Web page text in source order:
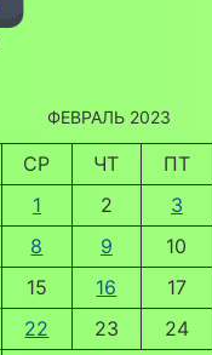
ФЕВРАЛЬ 2023
СР ЧТ ПТ
1
2 3
8 9 10
15 16 17
22 23 24